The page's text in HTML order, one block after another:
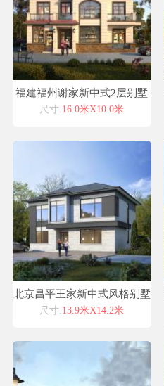
福建福州谢家新中式2层别墅
设计喜天下别墅设计图纸
尺寸:16.0米X10.0米
北京昌平王家新中式风格别墅
自建房设计图纸喜天下建筑设
尺寸:13.9米X14.2米